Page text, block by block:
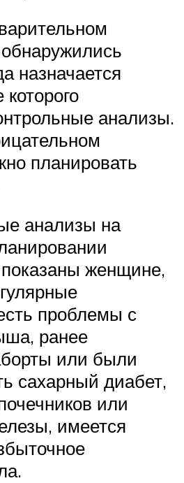
назначается
анализы.
планировать
анализы на
женщине,
проблемы с
ранее
или были
сахарный диабет,
или
имеется